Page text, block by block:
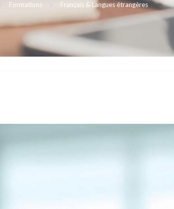
Formations Français & Langues étrangères